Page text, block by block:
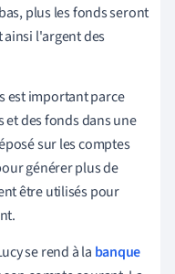
plus les fonds seront
l'argent des
est important parce
des fonds dans une
sur les comptes
générer plus de
être utilisés pour
se rend à la banque